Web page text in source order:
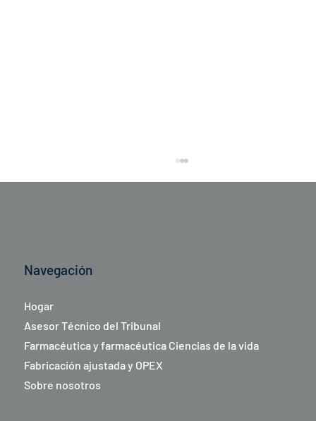
Extracto de "La Repubblica - Milano" sobre
las nuevas perspectivas de Lean Institute
y Transactiva
Navegación
Hogar
Asesor Técnico del Tribunal
Farmacéutica y farmacéutica Ciencias de la vida
Fabricación ajustada y OPEX
Sobre nosotros